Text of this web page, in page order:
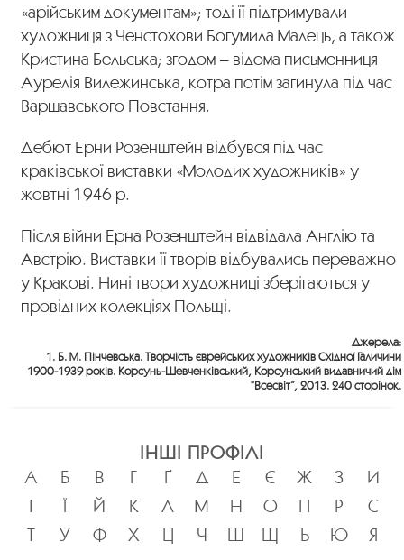
«арійським документам»; тоді її підтримували
художниця з Ченстохови Богумила Малець, а також
Кристина Бельська; згодом – відома письменниця
Аурелія Вилежинська, котра потім загинула під час
Варшавського Повстання.
Дебют Ерни Розенштейн відбувся під час
краківської виставки «Молодих художників» у
жовтні 1946 р.
Після війни Ерна Розенштейн відвідала Англію та
Австрію. Виставки її творів відбувались переважно
у Кракові. Нині твори художниці зберігаються у
провідних колекціях Польщі.
Джерела:
1. Б. М. Пінчевська. Творчість єврейських художників Східної Галичини
1900-1939 років. Корсунь-Шевченківський, Корсунський видавничий дім
“Всесвіт”, 2013. 240 сторінок.
ІНШІ ПРОФІЛІ
А
Б В Г Ґ Д Е Є Ж З
И
І
Ї Й К Л М Н О П Р
С
Т
У Ф Х Ц Ч Ш Щ Ь Ю Я